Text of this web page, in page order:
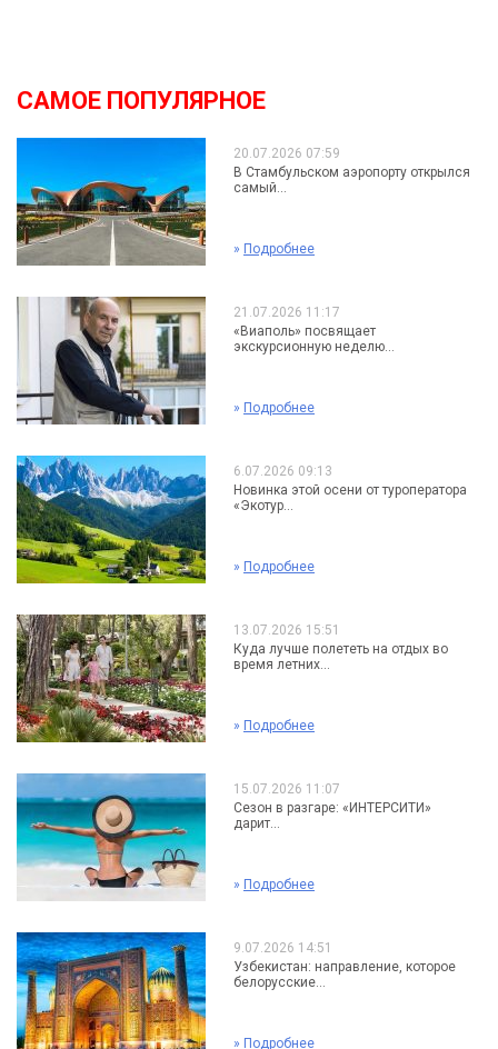
САМОЕ ПОПУЛЯРНОЕ
20.07.2026 07:59
В Стамбульском аэропорту открылся
самый...
» Подробнее
21.07.2026 11:17
«Виаполь» посвящает
экскурсионную неделю...
» Подробнее
6.07.2026 09:13
Новинка этой осени от туроператора
«Экотур...
» Подробнее
13.07.2026 15:51
Куда лучше полететь на отдых во
время летних...
» Подробнее
15.07.2026 11:07
Сезон в разгаре: «ИНТЕРСИТИ»
дарит...
» Подробнее
9.07.2026 14:51
Узбекистан: направление, которое
белорусские...
» Подробнее